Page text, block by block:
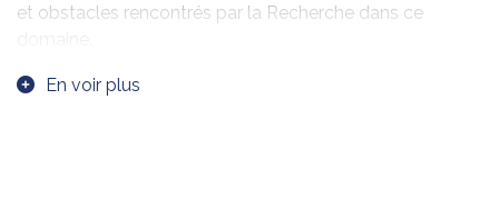
et obstacles rencontrés par la Recherche dans ce
Steeve Bourane partage son parcours inspirant et
En voir plus